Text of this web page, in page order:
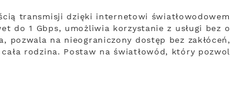
transmisji dzięki internetowi
do 1 Gbps, umożliwia korzystanie z usługi bez
pozwala na nieograniczony dostęp bez
rodzina. Postaw na światłowód, który